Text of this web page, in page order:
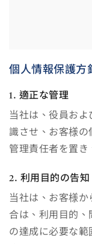
個人情報保護方
1. 適正な管理
当社は、役員お
識させ、お客様の
管理責任者を置き
2. 利用目的の告知
当社は、お客様
合は、利用目的、
の達成に必要な範